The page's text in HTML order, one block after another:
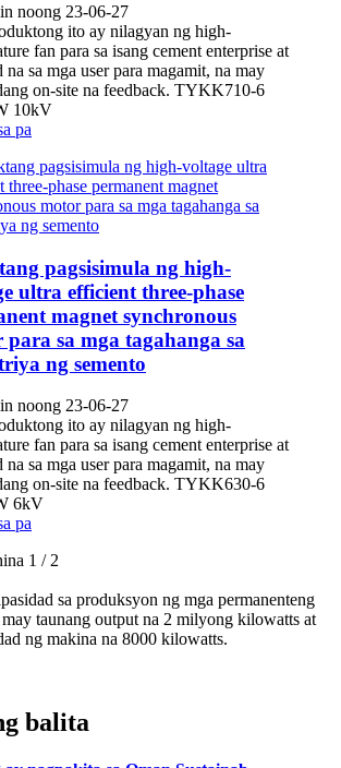
noong 23-06-27
ito ay nilagyan ng high-
fan para sa isang cement enterprise at
na sa mga user para magamit, na may
on-site na feedback. TYKK710-6
10kV
pa
pagsisimula ng high-
ultra efficient three-phase
magnet synchronous
para sa mga tagahanga sa
ng semento
noong 23-06-27
ito ay nilagyan ng high-
fan para sa isang cement enterprise at
na sa mga user para magamit, na may
on-site na feedback. TYKK630-6
6kV
pa
1 / 2
sa produksyon ng mga permanenteng
taunang output na 2 milyong kilowatts at
ng makina na 8000 kilowatts.
balita